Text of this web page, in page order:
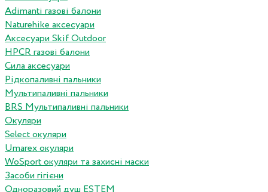
Adimanti газові балони
Naturehike аксесуари
Аксесуари Skif Outdoor
HPCR газові балони
Сила аксесуари
Рідкопаливні пальники
Мультипаливні пальники
BRS Мультипаливні пальники
Окуляри
Select окуляри
Umarex окуляри
WoSport окуляри та захисні маски
Засоби гігієни